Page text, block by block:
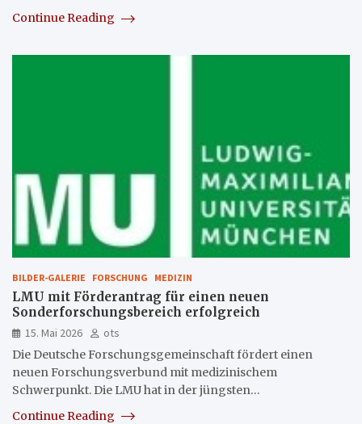
Continue Reading
BILDER-GALERIE FORSCHUNG MEDIZIN
LMU mit Förderantrag für einen neuen
Sonderforschungsbereich erfolgreich
15. Mai 2026
ots
Die Deutsche Forschungsgemeinschaft fördert einen
neuen Forschungsverbund mit medizinischem
Schwerpunkt. Die LMU hat in der jüngsten…
Continue Reading